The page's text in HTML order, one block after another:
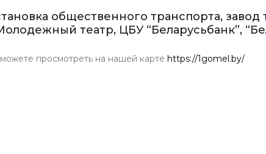
общественного транспорта,
театр, ЦБУ “Беларусьбанк”,
просмотреть на нашей карте https://1gomel.by/